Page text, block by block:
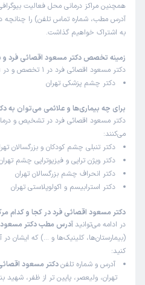
همچنین مراکز درمانی محل فعالیت
آدرس مطب، شماره تماس تلفن) را چنانچه در
به اشتراک خواهیم گذاشت.
زمینه تخصص دکتر مسعود اقصائی فرد
دکتر مسعود اقصائی فرد در 1 تخصص و در 1 شهر فعالیت دارند:
دکتر چشم پزشکی تهران
برای چه بیماری‌ها و علائمی می‌توان به
دکتر مسعود اقصائی فرد در تشخیص و
می‌کنند:
دکتر تنبلی چشم کودکان و بزرگسالان
دکتر ویژن تراپی و فیزیوتراپی چشم
دکتر انحراف چشم بزرگسالان تهران
دکتر استرابیسم و اکولوپلاستی تهران
دکتر مسعود اقصائی فرد در کجا و کدام
در ادامه می‌توانید آدرس مطب دکتر مسعود
(بیمارستان‌ها، کلینیک‌ها و …) که ایشان
کنید:
آدرس و شماره تلفندکتر مسعود